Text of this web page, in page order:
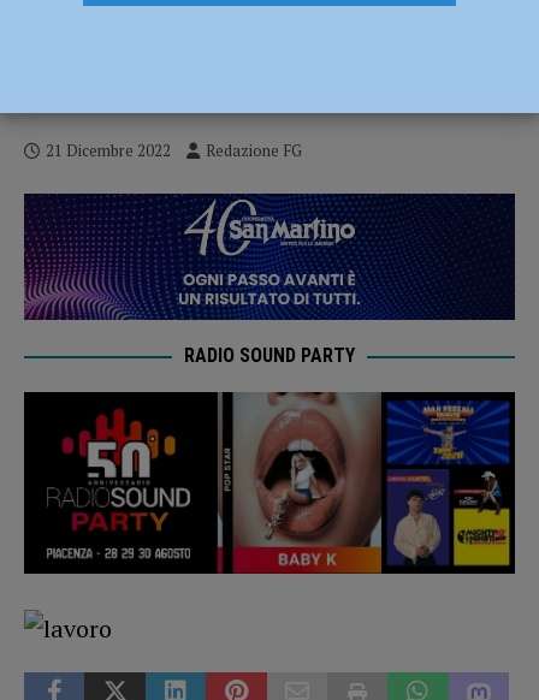
Cassa integrazione a Piacenza: calo
21 Dicembre 2022 Redazione FG
RADIO SOUND PARTY